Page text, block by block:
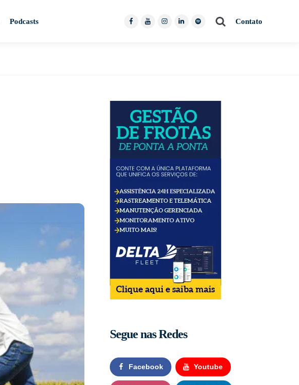
Podcasts Pesquisar
Contato
Segue nas Redes
Facebook Youtube